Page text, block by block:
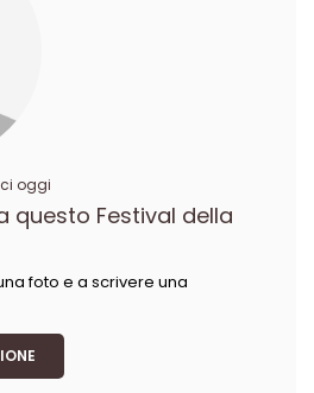
oggi
questo Festival della
foto e a scrivere una